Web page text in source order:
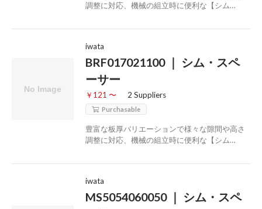
調整に対応、機械の組立時に便利な【シム…
iwata
BRF017021100 ｜ シム・スペ
ーサー
￥121 〜 2 Suppliers
Purchasable
豊富な板厚バリエーションで様々な隙間や高さ
調整に対応、機械の組立時に便利な【シム…
iwata
MS5054060050 ｜ シム・スペ